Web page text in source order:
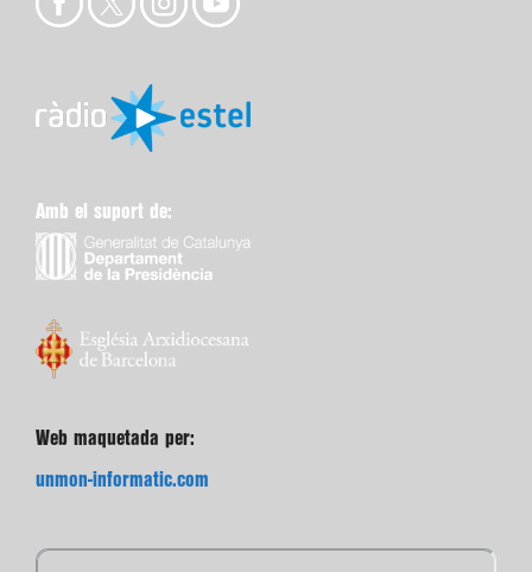
Amb el suport de:
Web maquetada per:
unmon-informatic.com